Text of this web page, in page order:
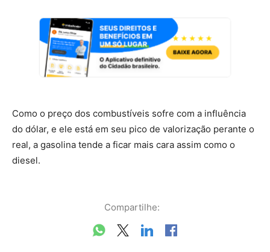
Como o preço dos combustíveis sofre com a influência
do dólar, e ele está em seu pico de valorização perante o
real, a gasolina tende a ficar mais cara assim como o
diesel.
Compartilhe: